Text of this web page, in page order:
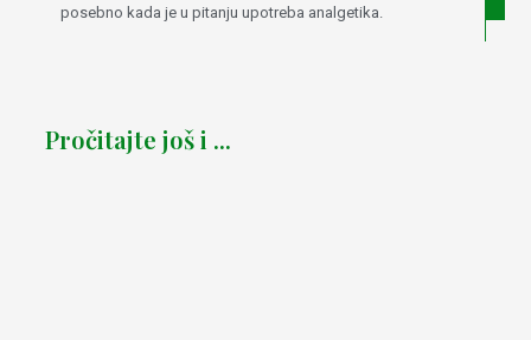
posebno kada je u pitanju upotreba analgetika.
Pročitajte još i ...